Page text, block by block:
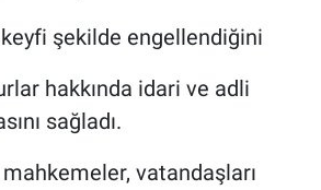
şekilde engellendiğini
hakkında idari ve adli
sağladı.
vatandaşları